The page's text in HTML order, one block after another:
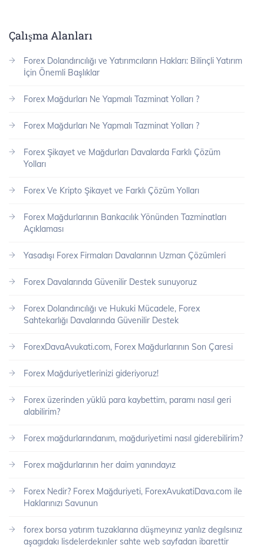
Çalışma Alanları
Forex Dolandırıcılığı ve Yatırımcıların Hakları: Bilinçli Yatırım
İçin Önemli Başlıklar
Forex Mağdurları Ne Yapmalı Tazminat Yolları ?
Forex Mağdurları Ne Yapmalı Tazminat Yolları ?
Forex Şikayet ve Mağdurları Davalarda Farklı Çözüm
Yolları
Forex Ve Kripto Şikayet ve Farklı Çözüm Yolları
Forex Mağdurlarının Bankacılık Yönünden Tazminatları
Açıklaması
Yasadışı Forex Firmaları Davalarının Uzman Çözümleri
Forex Davalarında Güvenilir Destek sunuyoruz
Forex Dolandırıcılığı ve Hukuki Mücadele, Forex
Sahtekarlığı Davalarında Güvenilir Destek
ForexDavaAvukati.com, Forex Mağdurlarının Son Çaresi
Forex Mağduriyetlerinizi gideriyoruz!
Forex üzerinden yüklü para kaybettim, paramı nasıl geri
alabilirim?
Forex mağdurlarındanım, mağduriyetimi nasıl giderebilirim?
Forex mağdurlarının her daim yanındayız
Forex Nedir? Forex Mağduriyeti, ForexAvukatiDava.com ile
Haklarınızı Savunun
forex borsa yatırım tuzaklarına düşmeyınız yanlız degılsınız
aşagıdakı lisdelerdekınler sahte web sayfadan ibarettir